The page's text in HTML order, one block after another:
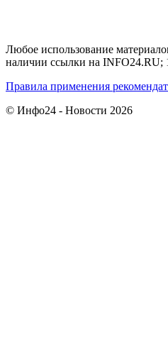
Любое использование
наличии ссылки на INFO24.RU;
Правила применения
© Инфо24 - Новости 2026